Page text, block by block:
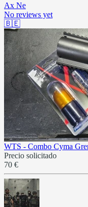
Ax Ne
No reviews yet
🇧🇪
WTS - Combo Cyma
Precio solicitado
70 €